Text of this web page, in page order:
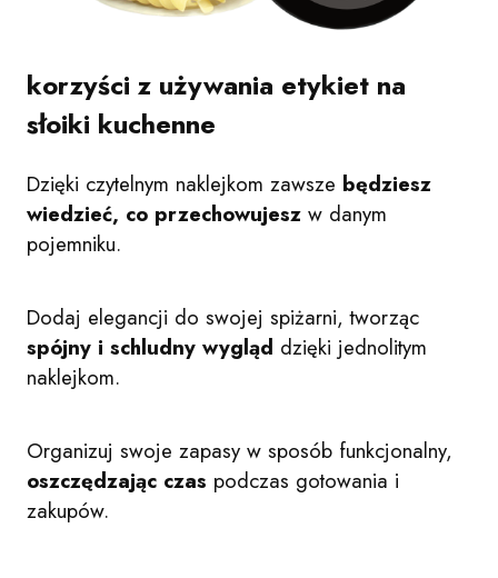
korzyści z używania etykiet na
słoiki kuchenne
Dzięki czytelnym naklejkom zawsze będziesz
wiedzieć, co przechowujesz w danym
pojemniku.
Dodaj elegancji do swojej spiżarni, tworząc
spójny i schludny wygląd dzięki jednolitym
naklejkom.
Organizuj swoje zapasy w sposób funkcjonalny,
oszczędzając czas podczas gotowania i
zakupów.